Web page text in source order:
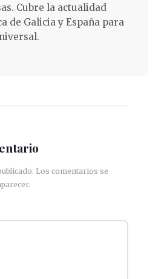
Cubre la actualidad
de Galicia y España para
Los comentarios se